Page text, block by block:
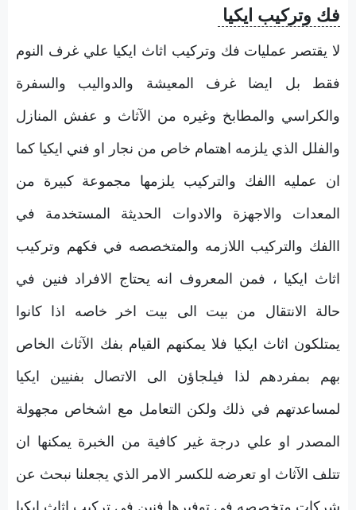
فك وتركيب ايكيا
لا يقتصر عمليات فك وتركيب اثاث ايكيا علي غرف النوم
فقط بل ايضا غرف المعيشة والدواليب والسفرة
والكراسي والمطابخ وغيره من الآثاث و عفش المنازل
والفلل الذي يلزمه اهتمام خاص من نجار او فني ايكيا كما
ان عمليه االفك والتركيب يلزمها مجموعة كبيرة من
المعدات والاجهزة والادوات الحديثة المستخدمة في
االفك والتركيب اللازمه والمتخصصه في فكهم وتركيب
اثاث ايكيا ، فمن المعروف انه يحتاج الافراد فنين في
حالة الانتقال من بيت الى بيت اخر خاصه اذا كانوا
يمتلكون اثاث ايكيا فلا يمكنهم القيام بفك الآثاث الخاص
بهم بمفردهم لذا فيلجاؤن الى الاتصال بفنيين ايكيا
لمساعدتهم في ذلك ولكن التعامل مع اشخاص مجهولة
المصدر او علي درجة غير كافية من الخبرة يمكنها ان
تتلف الآثاث او تعرضه للكسر الامر الذي يجعلنا نبحث عن
شركات متخصصه في توفيرها فنين في تركيب اثاث ايكيا